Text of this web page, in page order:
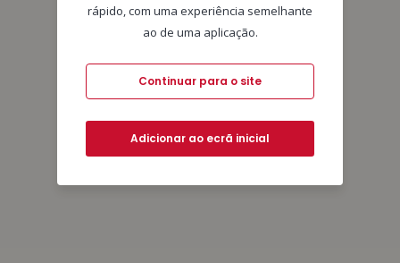
rápido, com uma experiência semelhante
ao de uma aplicação.
Continuar para o site
Adicionar ao ecrã inicial